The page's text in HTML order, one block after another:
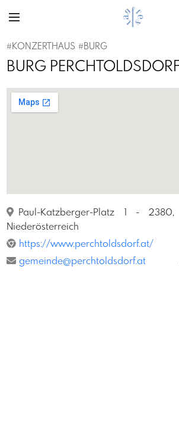
#KONZERTHAUS #BURG
BURG
Paul-Katzberger-Platz 1 -
Niederösterreich
https://www.perchtoldsdorf.at/
gemeinde@perchtoldsdorf.at